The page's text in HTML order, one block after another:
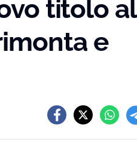
titolo al
e